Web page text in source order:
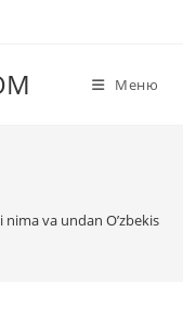
Меню
nima va undan